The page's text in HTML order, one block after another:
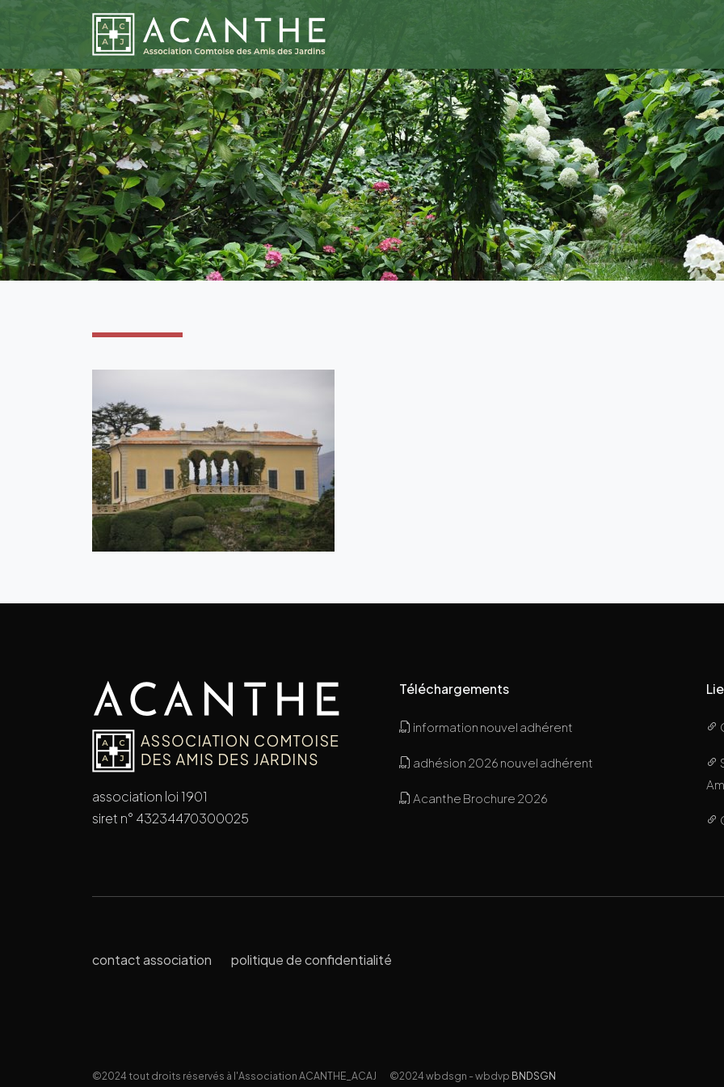
association loi 1901
siret n° 43234470300025
Téléchargements
information nouvel adhérent
adhésion 2026 nouvel adhérent
Acanthe Brochure 2026
contact association politique de confidentialité
©2024 tout droits réservés à l'Association ACANTHE_ACAJ ©2024 wbdsgn - wbdvp BNDSGN